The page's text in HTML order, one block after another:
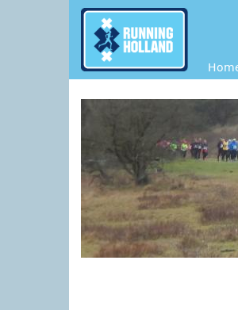
Overslaan en naar de inhoud gaan